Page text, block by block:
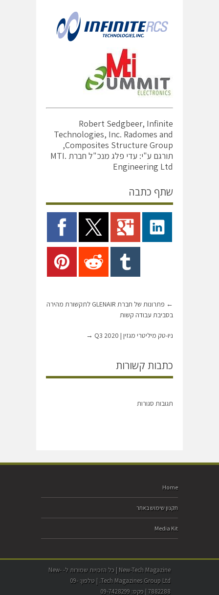
Robert Sedgbeer, Infinite
Technologies, Inc. Radomes and
Composites Structure Group,
תורגם ע"י: עדי פלג מנכ"ל חברת .MTI
Engineering Ltd
שתף כתבה
←
פתרונות של חברת GLENAIR לתקשורת מהירה
בסביבת עבודה קשות
ניו-טק מיליטרי מגזין | Q3 2020 →
כתבות קשורות
תגובות סגורות
Home
תקנון שימוש באתר
Media Kit
New-Tech Magazine | כל הזכויות שמורות ל- New-
Tech Magazines Group Ltd. | טלפון: 09-
7882288 | פקס: 09-7428299